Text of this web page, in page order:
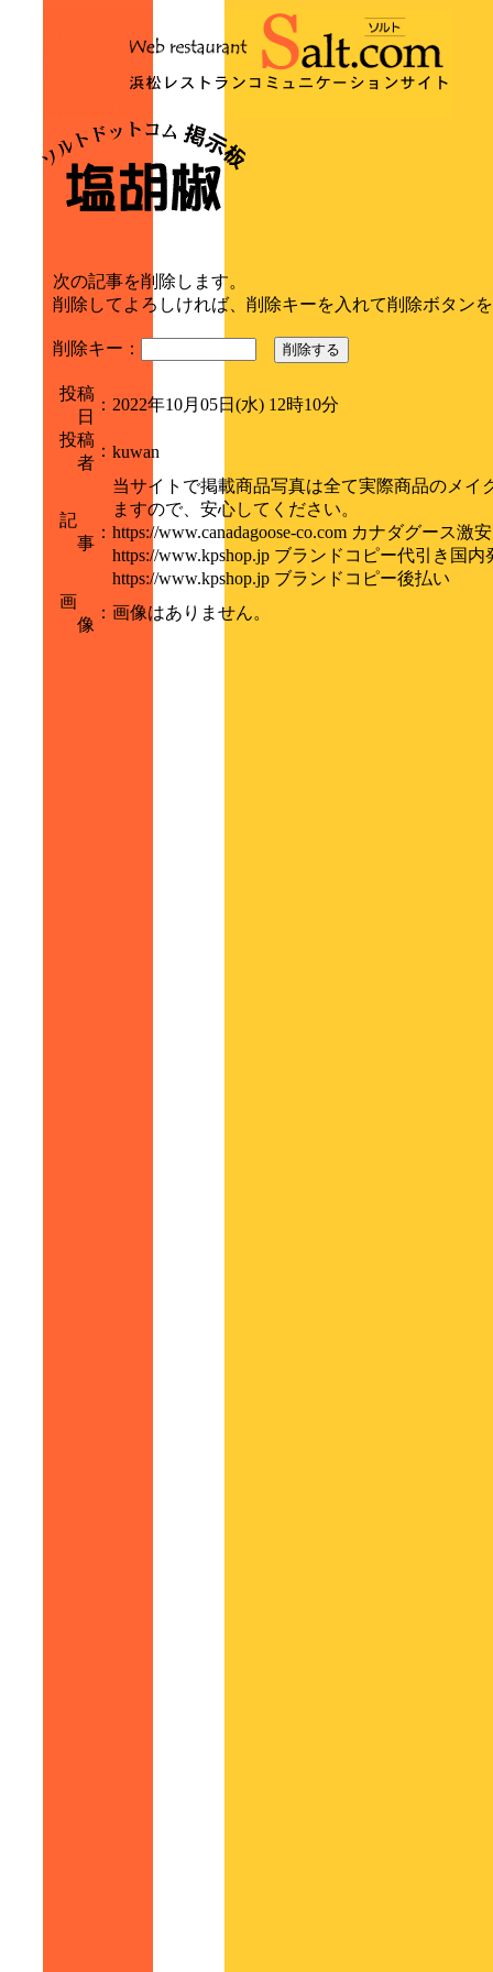
次の記事を削除します。
削除してよろしければ、削除キーを入れて削除ボタン
削除キー： 削除する
投稿
日
： 2022年10月05日(水) 12時10分
投稿
者
： kuwan
記
事
：
当サイトで掲載商品写真は全て実際商品のメ
ますので、安心してください。
https://www.canadagoose-co.com カナダグース激安
https://www.kpshop.jp ブランドコピー代引き国内
https://www.kpshop.jp ブランドコピー後払い
画
像
： 画像はありません。